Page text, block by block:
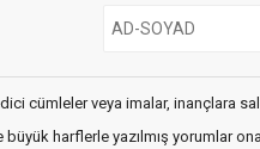
cümleler veya imalar, inançlara
harflerle yazılmış yorumlar